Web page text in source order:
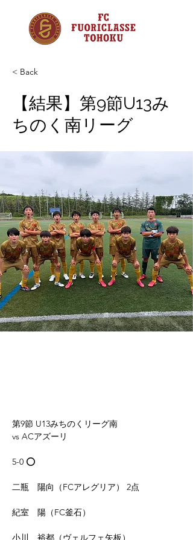
< Back
【結果】第9節U13み
ちのく南リーグ
第9節 U13みちのくリーグ南
vs ACアズーリ
5-0 ⭕️
二瓶　陽向（FCアレグリア） 2点
紀室　陽（FC釜石）
小川　裕都（ヴェルフェ矢板）